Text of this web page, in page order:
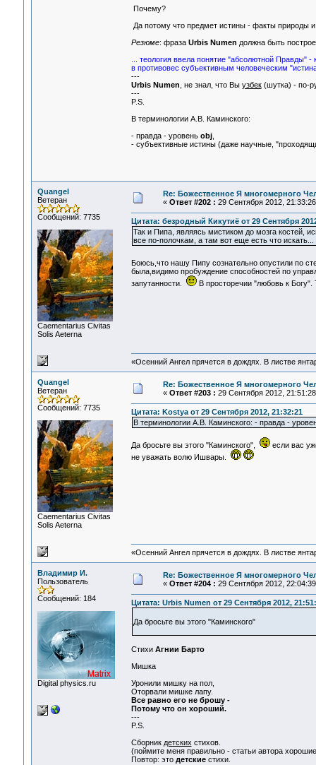
Почему?
Да потому что предмет истины - факты природы
Резюме: фраза Urbis Numen должна быть
... теология ввела понятие "абсолютной Правды"
в противовес субъективным человеческим
---
Urbis Numen , не знал, что Вы узбек(шутка) - по-
---
P.S.
В терминологии А.В. Каминского:
- правда - уровень obj,
- субъективные истины (даже научные,
Quangel
Ветеран
Сообщений: 7735
Сaementarius Civitas
Solis Aeterna
Re: Божественное Я многомерного
« Ответ #202 : 29 Сентября 2012,
Цитата: безродный Кикутиё от 29 Сентября
Так и Пипа, являясь мистиком до мозга костей,
все по-полочкам, а там вот еще есть что искать...
Боюсь,что нашу Пипу сознательно опустили по
была,видимо пробуждение способностей по
запутанности.
В просторечии "любовь к
«Осенний Ангел прячется в дождях. В листве
Quangel
Ветеран
Сообщений: 7735
Сaementarius Civitas
Solis Aeterna
Re: Божественное Я многомерного
« Ответ #203 : 29 Сентября 2012,
Цитата: Kostya от 29 Сентября 2012, 21:32:21
В терминологии А.В. Каминского: - правда -
Да бросьте вы этого "Каминского",
если вас
не уважать волю Ишвары.
«Осенний Ангел прячется в дождях. В листве
Владимир И.
Пользователь
Сообщений: 184
Digital physics.ru
Re: Божественное Я многомерного
« Ответ #204 : 29 Сентября 2012,
Цитата: Urbis Numen от 29 Сентября 2012,
Да бросьте вы этого "Каминского"
Стихи Агнии Барто
Мишка
Уронили мишку на пол,
Оторвали мишке лапу.
Все равно его не брошу -
Потому что он хороший.
---
P.S.
Сборник детских стихов.
(поймите меня правильно - статьи автора
Повтор: это детскиестихи.